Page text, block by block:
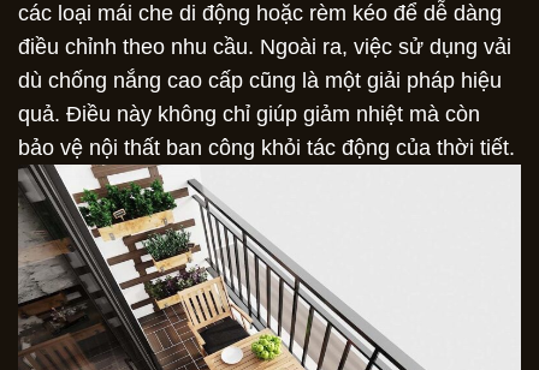
các loại mái che di động hoặc rèm kéo để dễ dàng
điều chỉnh theo nhu cầu. Ngoài ra, việc sử dụng vải
dù chống nắng cao cấp cũng là một giải pháp hiệu
quả. Điều này không chỉ giúp giảm nhiệt mà còn
bảo vệ nội thất ban công khỏi tác động của thời tiết.